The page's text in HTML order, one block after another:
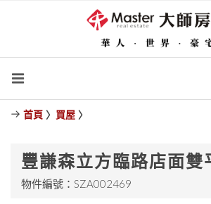
首頁 〉 買屋 〉
豐謙森立方臨路店面雙
物件編號：SZA002469